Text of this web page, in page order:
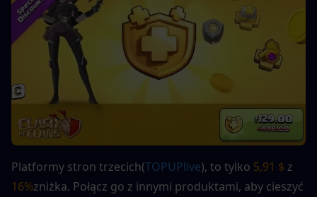
Platformy stron trzecich(TOPUPlive), to tylko 5,91 $
16%zniżka. Połącz go z innymi produktami, aby cieszyć